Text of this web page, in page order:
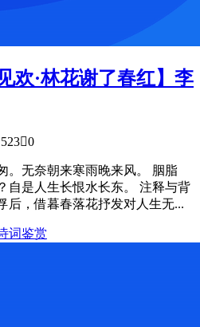
欢·林花谢了春红】李
5230
。无奈朝来寒雨晚来风。 胭脂
自是人生长恨水长东。 注释与背
后，借暮春落花抒发对人生无...
词鉴赏